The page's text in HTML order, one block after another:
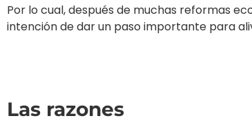
Por lo cual, después de muchas reformas
intención de dar un paso importante para
Las razones